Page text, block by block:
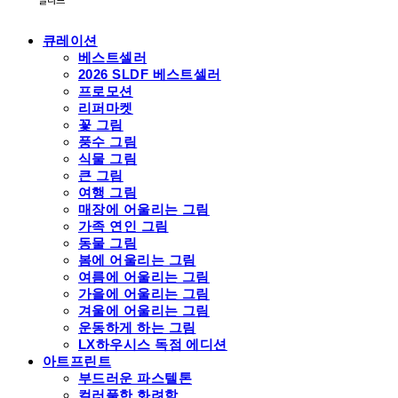
큐레이션
베스트셀러
2026 SLDF 베스트셀러
프로모션
리퍼마켓
꽃 그림
풍수 그림
식물 그림
큰 그림
여행 그림
매장에 어울리는 그림
가족 연인 그림
동물 그림
봄에 어울리는 그림
여름에 어울리는 그림
가을에 어울리는 그림
겨울에 어울리는 그림
운동하게 하는 그림
LX하우시스 독점 에디션
아트프린트
부드러운 파스텔톤
컬러풀한 화려함